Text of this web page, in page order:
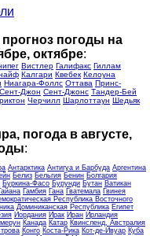
погоды на
октябре:
Вистлер Галифакс Гиллам
Калгари Квебек Келоуна
Ниагара-Фоллс Оттава Принс-
Сент-Джон Сент-Джонс Тандер-Бей
Черчилл Шарлоттаун Шедьяк
погода в августе,
:
Антарктика Антигуа и Барбуда Аргентина
Белиз Бельгия Бенин Болгария
Буркина-Фасо Бурунди Бутан Ватикан
Гамбия Гана Гватемала Гвинея
Республика Восточного
Доминиканская Республика Египет
Иордания Ирак Иран Ирландия
Канада Катар Квинсленд, Австралия
Конго Коста-Рика Кот-де-Ивуар Куба